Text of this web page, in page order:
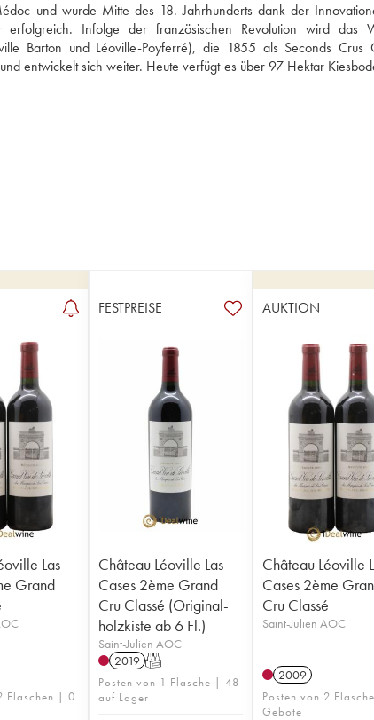
und wurde Mitte des 18. Jahrhunderts dank der
Infolge der französischen Revolution wird das
Barton und Léoville-Poyferré), die 1855 als Seconds Crus
entwickelt sich weiter. Heute verfügt es über 97 Hektar
Las
Grand
Flaschen | 0
FESTPREISE
Château Léoville Las
Cases 2ème Grand
Cru Classé (Original-
holzkiste ab 6 Fl.)
Saint-Julien AOC
2019 T
Posten von 1 Flasche | 48
auf Lager
AUKTION
Château Léoville
Cases 2ème
Cru Classé
Saint-Julien AOC
2009
Posten von 2
Gebote